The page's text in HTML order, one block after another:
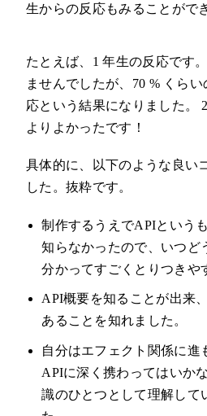
生からの反応もみることがで
たとえば、1 年生の反応です
ませんでしたが、70 % くら
応という結果になりました。
よりよかったです！
具体的に、以下のような良い
した。抜粋です。
制作するうえでAPIという
知らなかったので、いつど
分かってすごくとりつきや
API概要を知ることが出来
あることを知れました。
自分はエフェクト関係に進
APIに深く携わってはいか
識のひとつとして理解して